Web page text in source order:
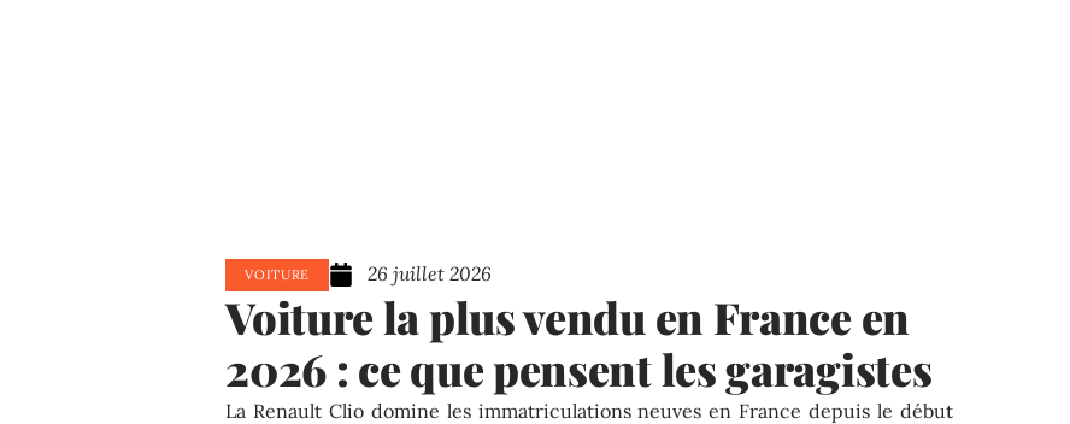
VOITURE 26 juillet 2026
Voiture la plus vendu en France en
2026 : ce que pensent les garagistes
La Renault Clio domine les immatriculations neuves en France depuis le début